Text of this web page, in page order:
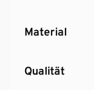
Material
Qualität